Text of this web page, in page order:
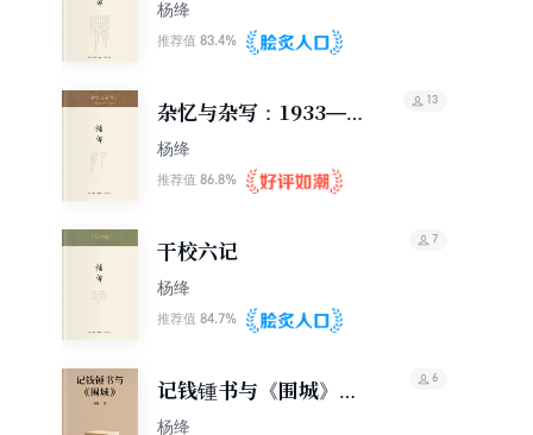
杨绛
推荐值 83.4%
杂忆与杂写：1933—
1991
杨绛
推荐值 86.8%
13
干校六记
杨绛
推荐值 84.7%
7
记钱锺书与《围城》
（轻经典）
杨绛
6